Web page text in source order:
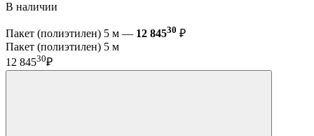
В наличии
Пакет (полиэтилен) 5 м — 12 84530 ₽
Пакет (полиэтилен) 5 м
12 84530₽